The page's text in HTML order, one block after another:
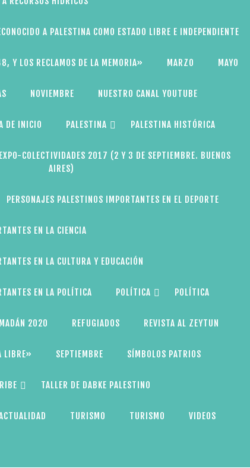
A PALESTINA COMO ESTADO LIBRE E INDEPENDIENTE
Y LOS RECLAMOS DE LA MEMORIA» MARZO MAYO
NOVIEMBRE NUESTRO CANAL YOUTUBE
DE INICIO PALESTINA PALESTINA HISTÓRICA
COLECTIVIDADES 2017 (2 Y 3 DE SEPTIEMBRE. BUENOS
AIRES)
PERSONAJES PALESTINOS IMPORTANTES EN EL DEPORTE
EN LA CIENCIA
EN LA CULTURA Y EDUCACIÓN
EN LA POLÍTICA POLÍTICA POLÍTICA
2020 REFUGIADOS REVISTA AL ZEYTUN
LIBRE» SEPTIEMBRE SÍMBOLOS PATRIOS
TALLER DE DABKE PALESTINO
TURISMO TURISMO VIDEOS